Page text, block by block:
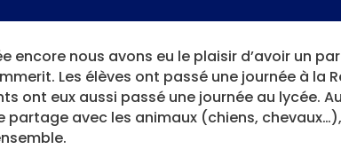
encore nous avons eu le plaisir d’avoir un
Les élèves ont passé une journée à la
ont eux aussi passé une journée au lycée.
partage avec les animaux (chiens,